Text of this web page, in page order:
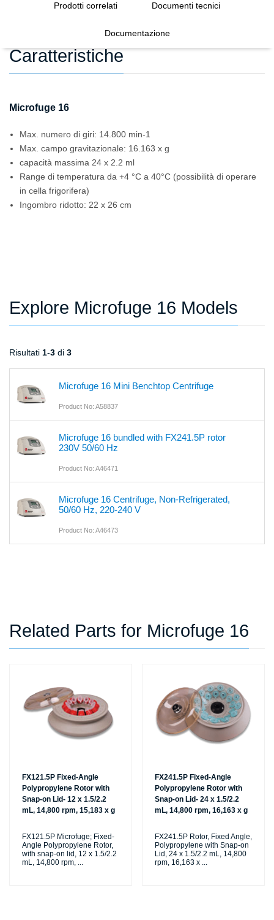
Prodotti correlati Documenti tecnici
Documentazione
Caratteristiche
Microfuge 16
Max. numero di giri: 14.800 min-1
Max. campo gravitazionale: 16.163 x g
capacità massima 24 x 2.2 ml
Range di temperatura da +4 °C a 40°C (possibilità di operare
in cella frigorifera)
Ingombro ridotto: 22 x 26 cm
Explore Microfuge 16 Models
Risultati 1-3 di 3
Microfuge 16 Mini Benchtop Centrifuge
Product No: A58837
Microfuge 16 bundled with FX241.5P rotor
230V 50/60 Hz
Product No: A46471
Microfuge 16 Centrifuge, Non-Refrigerated,
50/60 Hz, 220-240 V
Product No: A46473
Related Parts for Microfuge 16
FX121.5P Fixed-Angle
Polypropylene Rotor with
Snap-on Lid- 12 x 1.5/2.2
mL, 14,800 rpm, 15,183 x g
FX121.5P Microfuge; Fixed-
Angle Polypropylene Rotor,
with snap-on lid, 12 x 1.5/2.2
mL, 14,800 rpm, ...
FX241.5P Fixed-Angle
Polypropylene Rotor with
Snap-on Lid- 24 x 1.5/2.2
mL, 14,800 rpm, 16,163 x g
FX241.5P Rotor, Fixed Angle,
Polypropylene with Snap-on
Lid, 24 x 1.5/2.2 mL, 14,800
rpm, 16,163 x ...